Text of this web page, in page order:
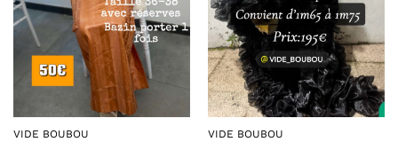
VIDE BOUBOU VIDE BOUBOU